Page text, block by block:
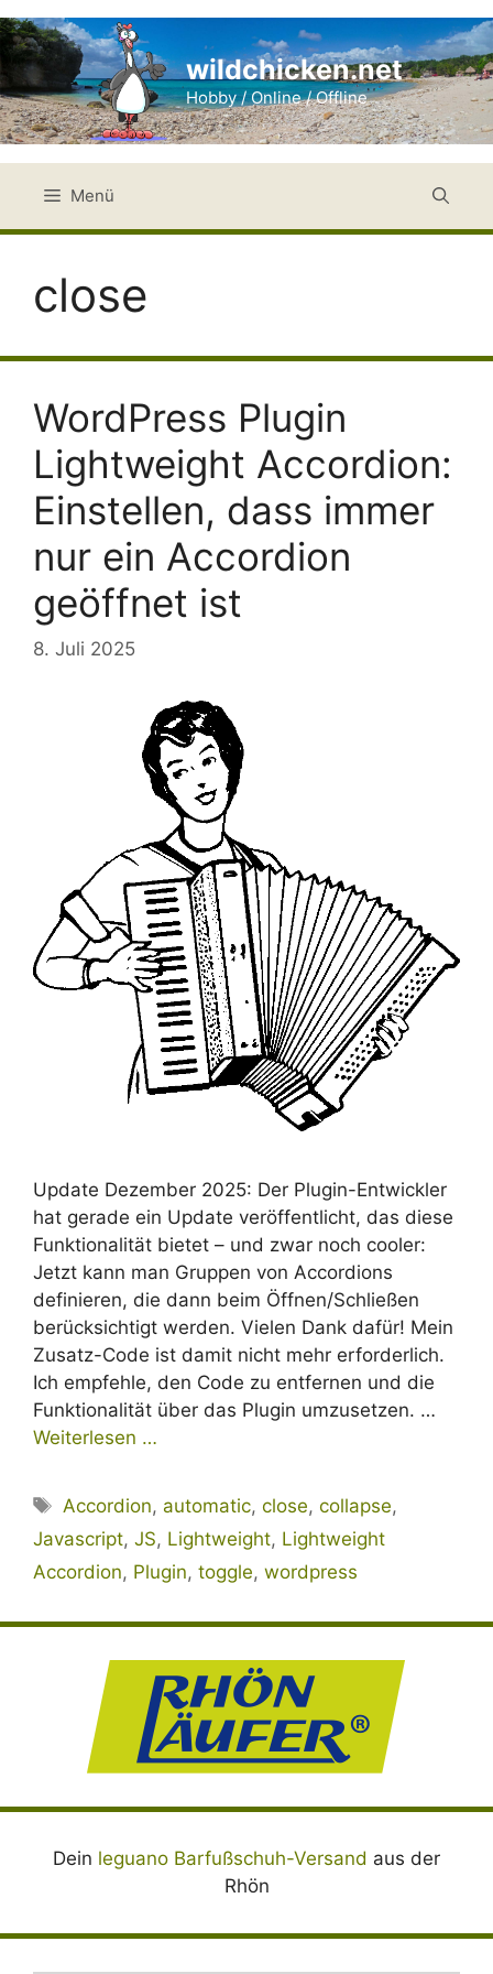
Zum
Inhalt
springen
wildchicken.net
Hobby / Online / Offline
Menü
close
WordPress Plugin
Lightweight Accordion:
Einstellen, dass immer
nur ein Accordion
geöffnet ist
8. Juli 2025
Update Dezember 2025: Der Plugin-Entwickler
hat gerade ein Update veröffentlicht, das diese
Funktionalität bietet – und zwar noch cooler:
Jetzt kann man Gruppen von Accordions
definieren, die dann beim Öffnen/Schließen
berücksichtigt werden. Vielen Dank dafür! Mein
Zusatz-Code ist damit nicht mehr erforderlich.
Ich empfehle, den Code zu entfernen und die
Funktionalität über das Plugin umzusetzen. …
Weiterlesen …
Schlagwörter
Accordion, automatic,close,collapse,
Javascript, JS, Lightweight, Lightweight
Accordion, Plugin, toggle, wordpress
Dein leguano Barfußschuh-Versand aus der
Rhön